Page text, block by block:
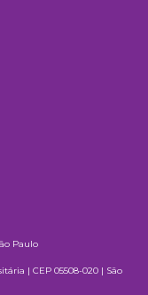
Paulo
| CEP 05508-020 | São